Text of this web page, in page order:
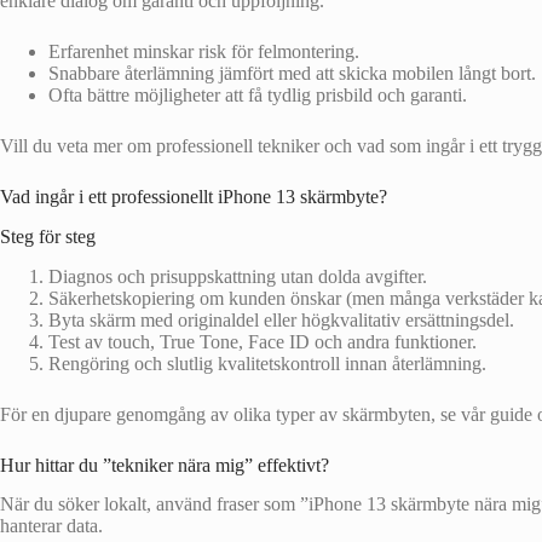
Erfarenhet minskar risk för felmontering.
Snabbare återlämning jämfört med att skicka mobilen långt bort.
Ofta bättre möjligheter att få tydlig prisbild och garanti.
Vill du veta mer om professionell tekniker och vad som ingår i ett
Vad ingår i ett professionellt iPhone 13 skärmbyte?
Steg för steg
Diagnos och prisuppskattning utan dolda avgifter.
Säkerhetskopiering om kunden önskar (men många verkstäder
Byta skärm med originaldel eller högkvalitativ ersättningsdel.
Test av touch, True Tone, Face ID och andra funktioner.
Rengöring och slutlig kvalitetskontroll innan återlämning.
För en djupare genomgång av olika typer av skärmbyten, se vår guide
Hur hittar du ”tekniker nära mig” effektivt?
När du söker lokalt, använd fraser som ”iPhone 13 skärmbyte nära
hanterar data.